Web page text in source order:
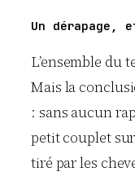
Un dérapage,
L’ensemble du
Mais la
: sans aucun
petit couplet
tiré par les